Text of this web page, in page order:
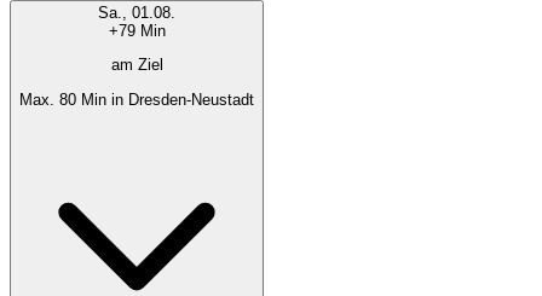
Sa., 01.08.
+79 Min
am Ziel
Max. 80 Min in Dresden-Neustadt